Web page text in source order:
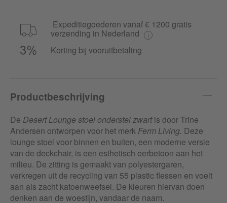
Expeditiegoederen vanaf € 1200 gratis
verzending in Nederland
Korting bij vooruitbetaling
Productbeschrijving
De Desert Lounge stoel onderstel zwartis door Trine
Andersen ontworpen voor het merk Ferm Living. Deze
lounge stoel voor binnen en buiten, een moderne versie
van de deckchair, is een esthetisch eerbetoon aan het
milieu. De zitting is gemaakt van polyestergaren,
verkregen uit de recycling van 55 plastic flessen en voelt
aan als zacht katoenweefsel. De kleuren hiervan doen
denken aan de woestijn, vandaar de naam.